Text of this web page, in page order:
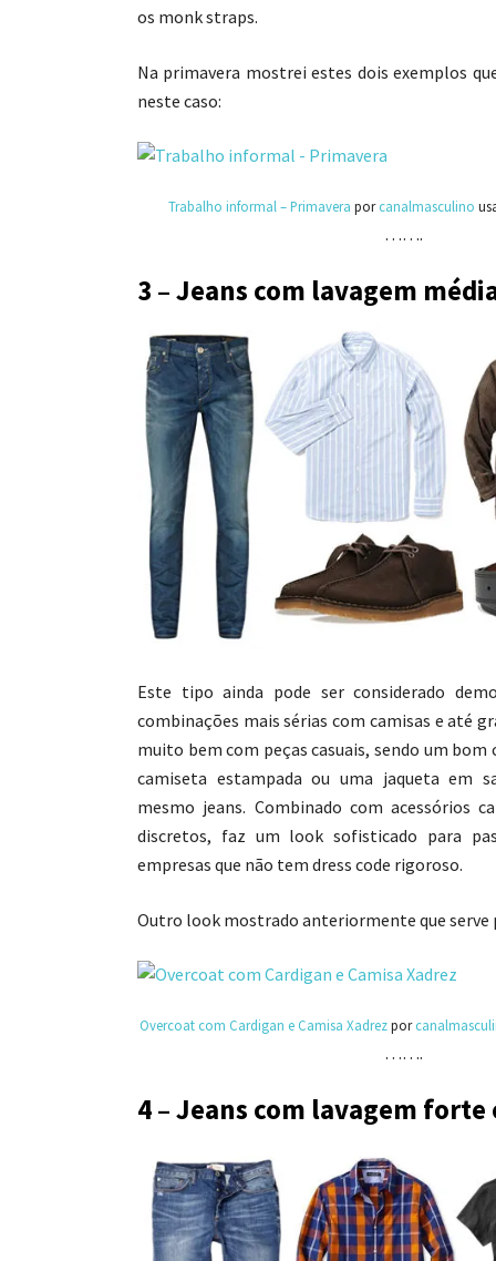
os monk straps.
Na primavera mostrei estes dois exemplos
neste caso:
Trabalho informal – Primavera porcanalmasculino
…….
3 – Jeans com lavagem
Este tipo ainda pode ser considerado
combinações mais sérias com camisas e até
muito bem com peças casuais, sendo um
camiseta estampada ou uma jaqueta em
mesmo jeans. Combinado com acessórios
discretos, faz um look sofisticado para
empresas que não tem dress code rigoroso.
Outro look mostrado anteriormente que serve
Overcoat com Cardigan e Camisa Xadrezpor
…….
4 – Jeans com lavagem